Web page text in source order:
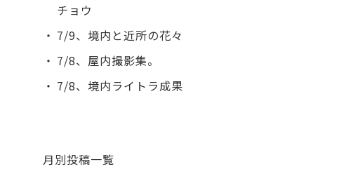
チョウ
7/9、境内と近所の花々
7/8、屋内撮影集。
7/8、境内ライトラ成果
月別投稿一覧